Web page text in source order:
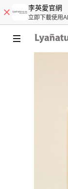
李英愛官網
立即下載使用